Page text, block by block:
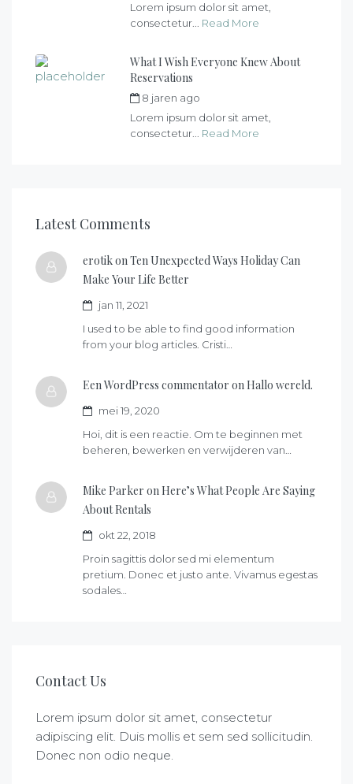
Lorem ipsum dolor sit amet,
consectetur... Read More
What I Wish Everyone Knew About
Reservations
8 jaren ago
Lorem ipsum dolor sit amet,
consectetur... Read More
Latest Comments
erotik onTen Unexpected Ways Holiday Can
Make Your Life Better
jan 11, 2021
I used to be able to find good information
from your blog articles. Cristi…
Een WordPress commentator onHallo wereld.
mei 19, 2020
Hoi, dit is een reactie. Om te beginnen met
beheren, bewerken en verwijderen van…
Mike Parker onHere’s What People Are Saying
About Rentals
okt 22, 2018
Proin sagittis dolor sed mi elementum
pretium. Donec et justo ante. Vivamus egestas
sodales…
Contact Us
Lorem ipsum dolor sit amet, consectetur
adipiscing elit. Duis mollis et sem sed sollicitudin.
Donec non odio neque.